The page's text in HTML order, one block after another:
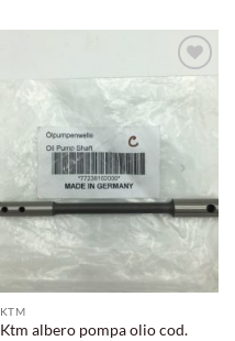
Aggiungi
alla lista
desideri
KTM
Ktm albero pompa olio cod.